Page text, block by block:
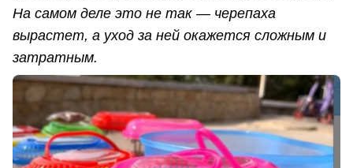
На самом деле это не так — черепаха
вырастет, а уход за ней окажется сложным и
затратным.